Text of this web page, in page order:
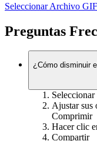
Seleccionar Archivo GIF
Preguntas
¿Cómo disminuir
Ajustar sus
Comprimir
Hacer clic
Compartir